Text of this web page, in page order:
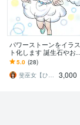
パワーストーンをイラス
ト化します 誕生石やお気
に入りのパワーストーン
をイラストにしてみませ
んか
5.0 (28)
斐巫女【ひみこ】
3,000